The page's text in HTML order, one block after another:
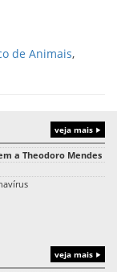
de Animais,
veja mais
a Theodoro Mendes
veja mais